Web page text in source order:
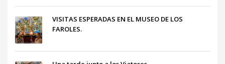
VISITAS ESPERADAS EN EL MUSEO DE LOS
FAROLES.